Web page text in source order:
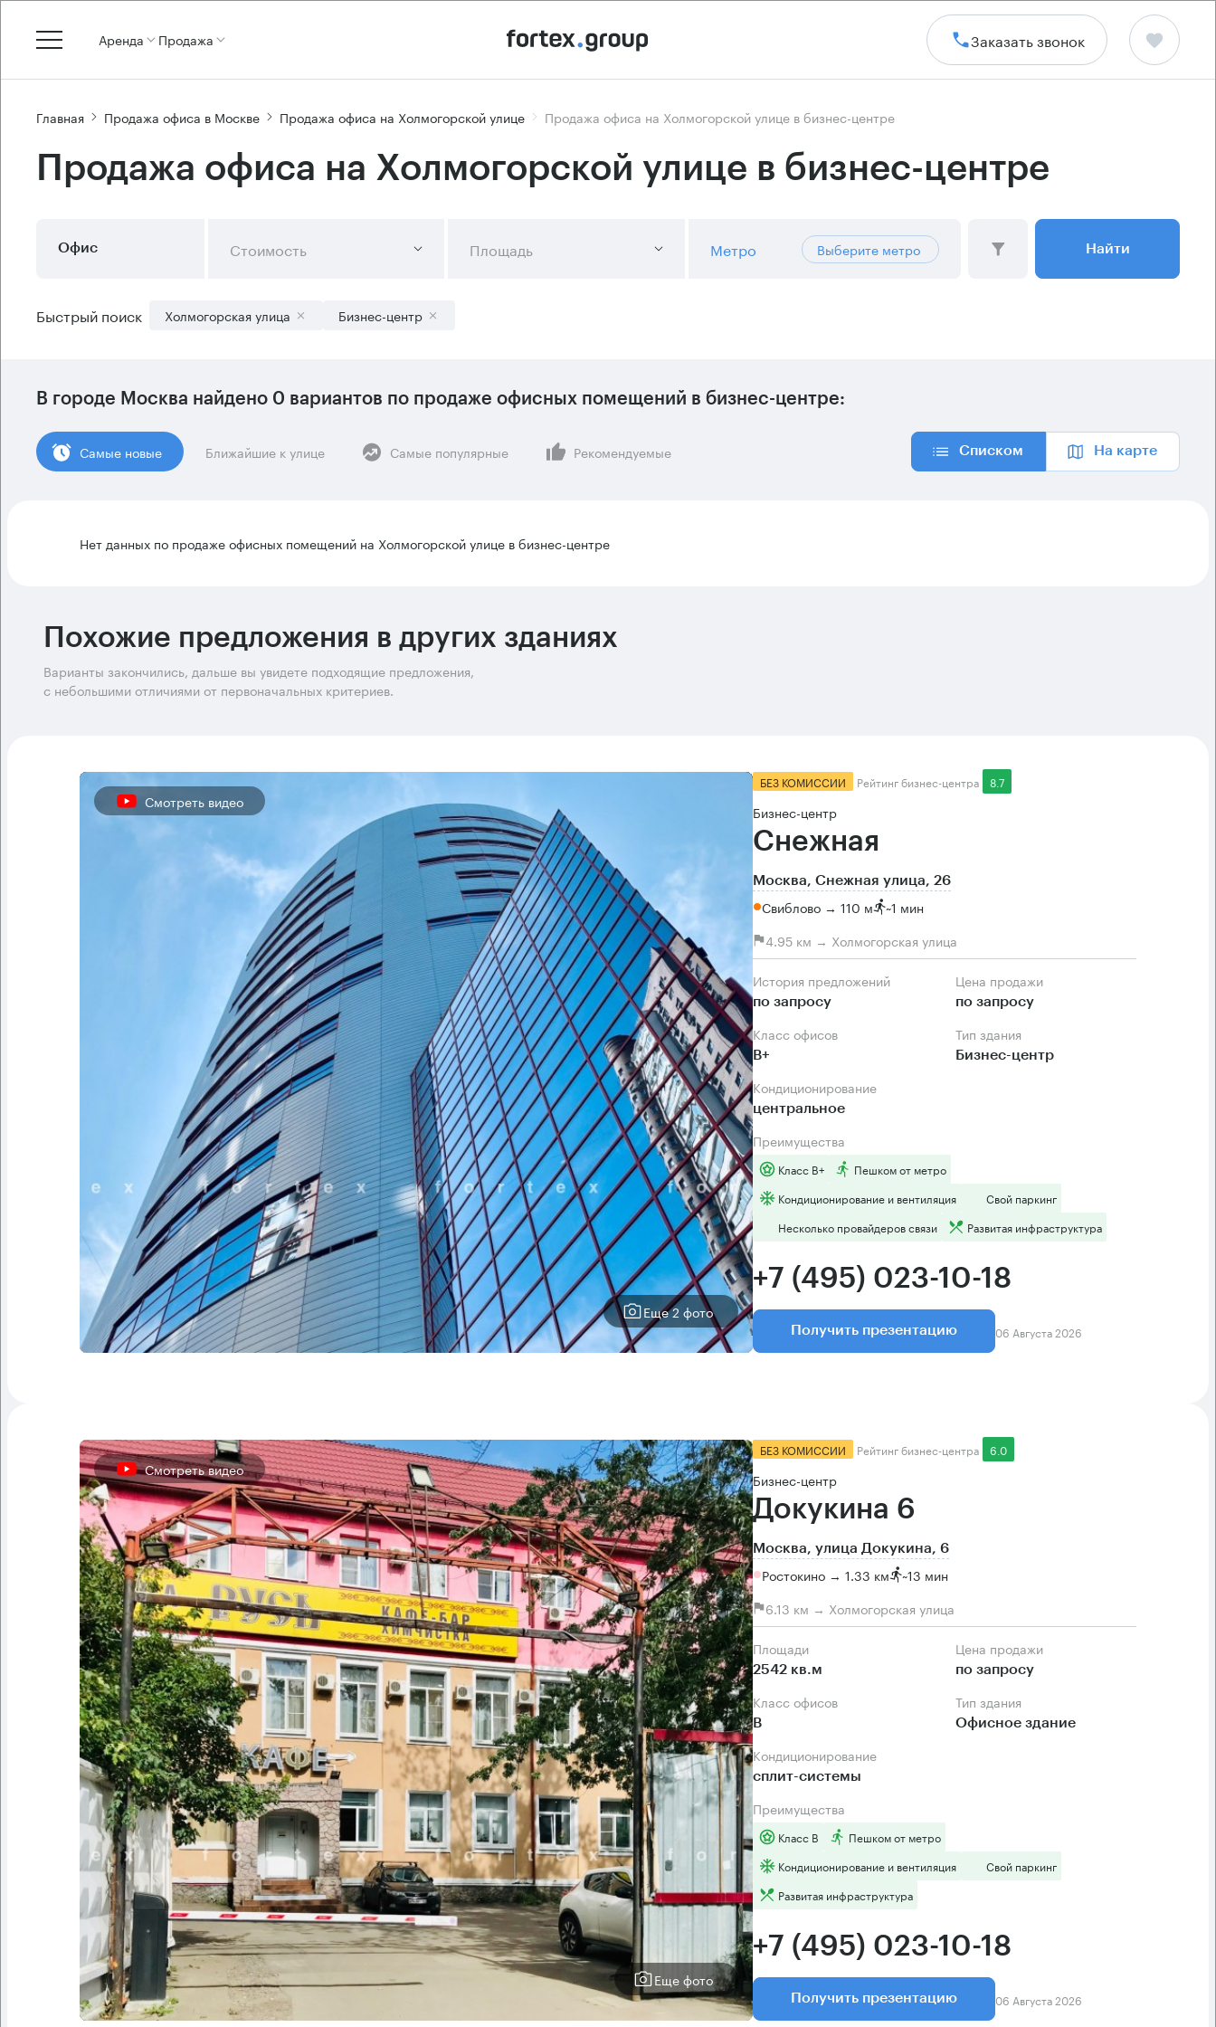
Аренда Продажа Заказать звонок
Главная Продажа офиса в Москве Продажа офиса на Холмогорской улице Продажа офиса на Холмогорской улице в бизнес-центре
Продажа офиса на Холмогорской улице в бизнес-центре
Офис Стоимость Площадь Метро Выберите метро Найти
Быстрый поиск Холмогорская улица Бизнес-центр
В городе Москва найдено 0 вариантов по продаже офисных помещений в бизнес-центре:
Cамые новые Ближайшие к улице Самые популярные Рекомендуемые Списком На карте
Нет данных по продаже офисных помещений на Холмогорской улице в бизнес-центре
Похожие предложения в других зданиях
Варианты закончились, дальше вы увидете подходящие предложения,
с небольшими отличиями от первоначальных критериев.
Смотреть видео
Еще 2 фото
БЕЗ КОМИССИИ Рейтинг бизнес-центра 8.7
Бизнес-центр
Снежная
Москва, Снежная улица, 26
Свиблово → 110 м ~1 мин
4.95 км → Холмогорская улица
История предложений
по запросу
Цена продажи
по запросу
Класс офисов
B+
Тип здания
Бизнес-центр
Кондиционирование
центральное
Преимущества
Класс B+
Пешком от метро
Кондиционирование и вентиляция
Свой паркинг
Несколько провайдеров связи
Развитая инфраструктура
+7 (495) 023-10-18
Получить презентацию 06 Августа 2026
Смотреть видео
Еще фото
БЕЗ КОМИССИИ Рейтинг бизнес-центра 6.0
Бизнес-центр
Докукина 6
Москва, улица Докукина, 6
Ростокино → 1.33 км ~13 мин
6.13 км → Холмогорская улица
Площади
2542 кв.м
Цена продажи
по запросу
Класс офисов
B
Тип здания
Офисное здание
Кондиционирование
сплит-системы
Преимущества
Класс B
Пешком от метро
Кондиционирование и вентиляция
Свой паркинг
Развитая инфраструктура
+7 (495) 023-10-18
Получить презентацию 06 Августа 2026